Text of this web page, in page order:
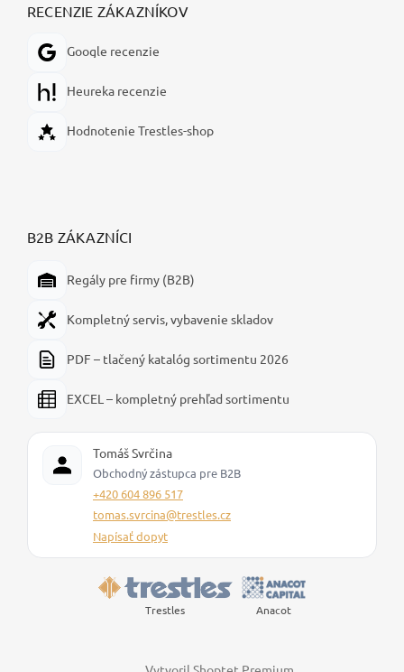
RECENZIE ZÁKAZNÍKOV
Google recenzie
Heureka recenzie
Hodnotenie Trestles-shop
B2B ZÁKAZNÍCI
Regály pre firmy (B2B)
Kompletný servis, vybavenie skladov
PDF – tlačený katalóg sortimentu 2026
EXCEL – kompletný prehľad sortimentu
Tomáš Svrčina
Obchodný zástupca pre B2B
+420 604 896 517
tomas.svrcina@trestles.cz
Napísať dopyt
Trestles Anacot
Vytvoril Shoptet Premium